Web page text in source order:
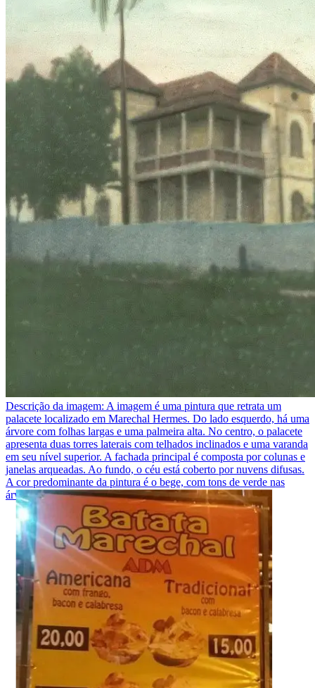
Descrição da imagem: A imagem é uma pintura que retrata um
palacete localizado em Marechal Hermes. Do lado esquerdo, há uma
árvore com folhas largas e uma palmeira alta. No centro, o palacete
apresenta duas torres laterais com telhados inclinados e uma varanda
em seu nível superior. A fachada principal é composta por colunas e
janelas arqueadas. Ao fundo, o céu está coberto por nuvens difusas.
A cor predominante da pintura é o bege, com tons de verde nas
árvores e azul claro no céu.